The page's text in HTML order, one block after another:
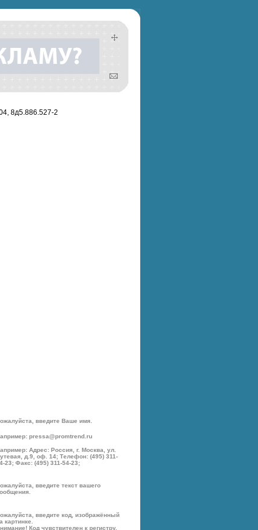
8д5.886.527-2
введите Ваше имя.
pressa@promtrend.ru
Адрес: Россия, г. Москва, ул.
д.9, оф. 14; Телефон: (495) 311-
23; Факс: (495) 311-54-23;
введите текст вашего
введите код, изображённый
картинке.
Код чувствителен к регистру.